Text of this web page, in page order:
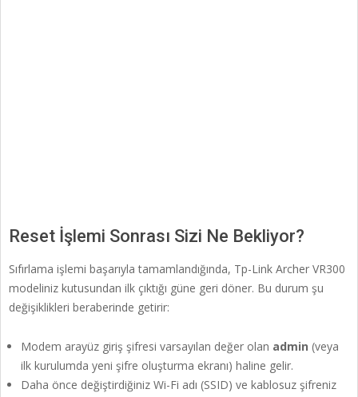
Reset İşlemi Sonrası Sizi Ne Bekliyor?
Sıfırlama işlemi başarıyla tamamlandığında, Tp-Link Archer VR300
modeliniz kutusundan ilk çıktığı güne geri döner. Bu durum şu
değişiklikleri beraberinde getirir:
Modem arayüz giriş şifresi varsayılan değer olan admin (veya
ilk kurulumda yeni şifre oluşturma ekranı) haline gelir.
Daha önce değiştirdiğiniz Wi-Fi adı (SSID) ve kablosuz şifreniz